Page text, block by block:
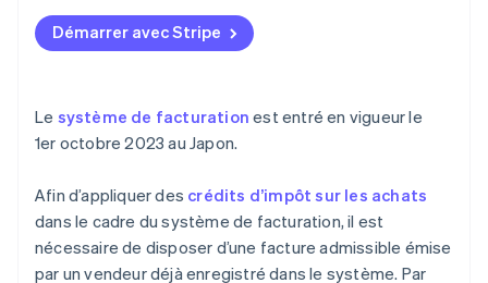
Démarrer avec Stripe
Le système de facturation est entré en vigueur le
1er octobre 2023 au Japon.
Afin d’appliquer des crédits d’impôt sur les achats
dans le cadre du système de facturation, il est
nécessaire de disposer d’une facture admissible émise
par un vendeur déjà enregistré dans le système. Par